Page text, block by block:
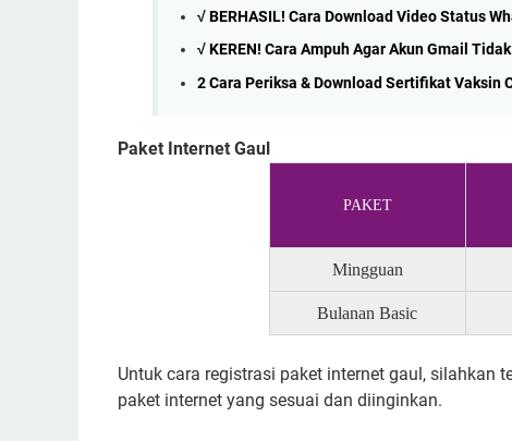
√ BERHASIL! Cara Download Video Status
√ KEREN! Cara Ampuh Agar Akun Gmail
2 Cara Periksa & Download Sertifikat Vaksin
Paket Internet Gaul
PAKET
Mingguan
Bulanan Basic
Untuk cara registrasi paket internet gaul, silahkan
paket internet yang sesuai dan diinginkan.